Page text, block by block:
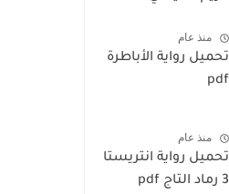
منذ عام
تحميل رواية الأباطرة
pdf
منذ عام
تحميل رواية انتريستا
3 رماد التاج pdf